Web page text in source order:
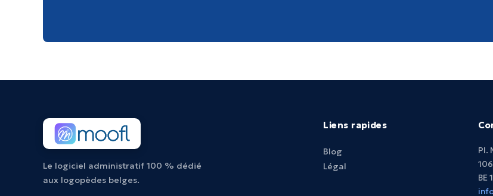
Le logiciel administratif 100 % dédié
aux logopèdes belges.
Liens rapides
Blog
Légal
Pl.
BE